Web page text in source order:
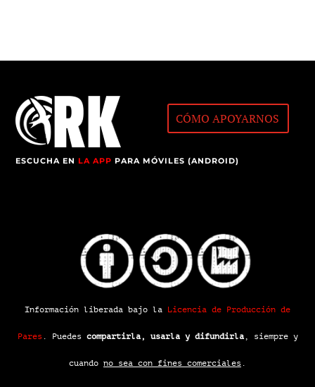
CÓMO APOYARNOS
ESCUCHA ENLA APP PARA MÓVILES (ANDROID)
Información liberada bajo la Licencia de Producción de
Pares. Puedes compartirla, usarla y difundirla, siempre y
cuando no sea con fines comerciales